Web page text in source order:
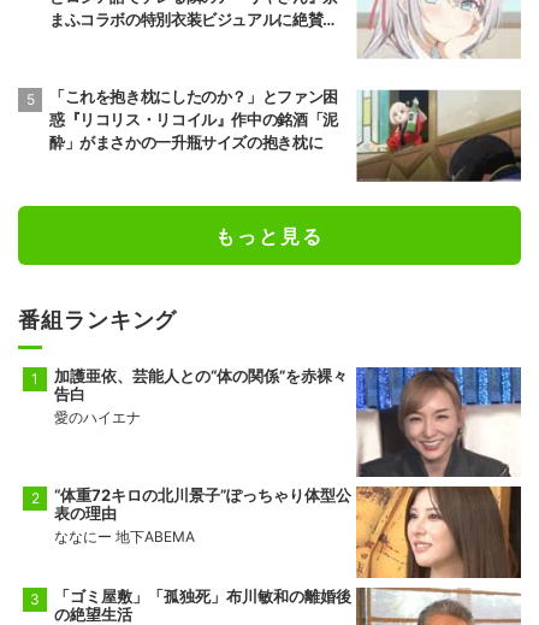
まふコラボの特別衣装ビジュアルに絶賛の
「これを抱き枕にしたのか？」とファン困
惑『リコリス・リコイル』作中の銘酒「泥
酔」がまさかの一升瓶サイズの抱き枕に
もっと見る
番組ランキング
加護亜依、芸能人との“体の関係”を赤裸々
告白
愛のハイエナ
“体重72キロの北川景子”ぽっちゃり体型公
表の理由
ななにー 地下ABEMA
「ゴミ屋敷」「孤独死」布川敏和の離婚後
の絶望生活